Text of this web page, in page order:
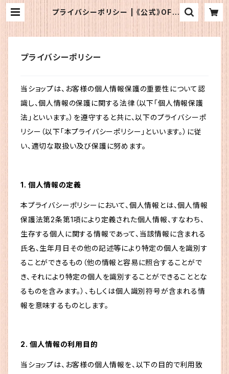
プライバシーポリシー | 《公式》OFJ
プライバシーポリシー
当ショップは、お客様の個人情報保護の重要性について認
識し、個人情報の保護に関する法律（以下「個人情報保護
法」といいます。）を遵守すると共に、以下のプライバシーポ
リシー（以下「本プライバシーポリシー」といいます。）に従
い、適切な取扱い及び保護に努めます。
1. 個人情報の定義
本プライバシーポリシーにおいて、個人情報とは、個人情報
保護法第2条第1項により定義された個人情報、すなわち、
生存する個人に関する情報であって、当該情報に含まれる
氏名、生年月日その他の記述等により特定の個人を識別す
ることができるもの（他の情報と容易に照合することがで
き、それにより特定の個人を識別することができることとな
るものを含みます。）、もしくは個人識別符号が含まれる情
報を意味するものとします。
2. 個人情報の利用目的
当ショップは、お客様の個人情報を、以下の目的で利用致